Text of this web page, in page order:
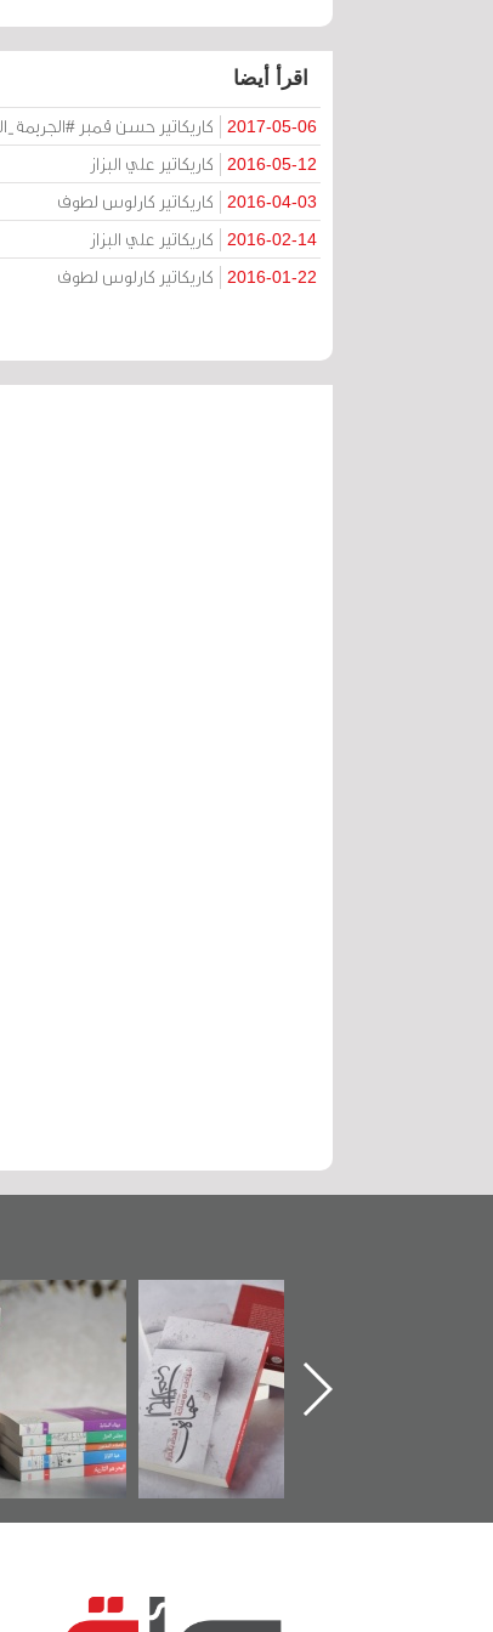
اقرأ أيضا
2017-05-06 كاريكاتير حسن قمبر
2016-05-12 كاريكاتير علي البزاز
2016-04-03 كاريكاتير كارلوس لطوف
2016-02-14 كاريكاتير علي البزاز
2016-01-22 كاريكاتير كارلوس لطوف
تصنيف موضوعي
للوثائق البريطانية
يقدمه «مركز أوال»
في سلسلة من 5
كتب
"مرآة
تصدر